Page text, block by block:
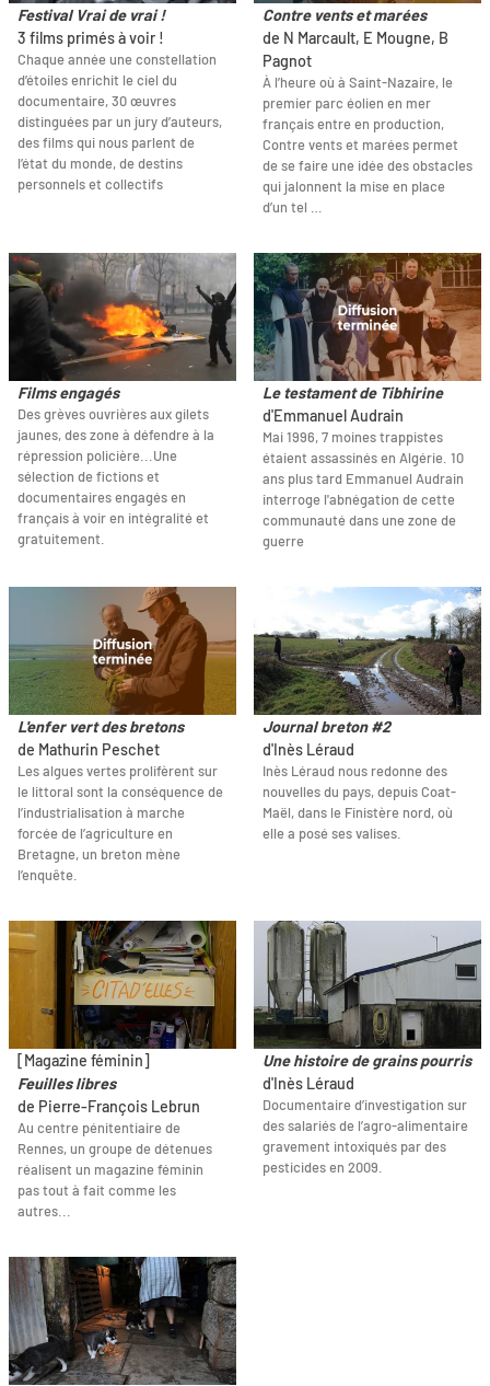
Festival Vrai de vrai !
3 films primés à voir !
Chaque année une constellation
d’étoiles enrichit le ciel du
documentaire, 30 œuvres
distinguées par un jury d’auteurs,
des films qui nous parlent de
l’état du monde, de destins
personnels et collectifs
Contre vents et marées
de N Marcault, E Mougne, B
Pagnot
À l’heure où à Saint-Nazaire, le
premier parc éolien en mer
français entre en production,
Contre vents et marées permet
de se faire une idée des obstacles
qui jalonnent la mise en place
d’un tel …
Films engagés
Des grèves ouvrières aux gilets
jaunes, des zone à défendre à la
répression policière...Une
sélection de fictions et
documentaires engagés en
français à voir en intégralité et
gratuitement.
Le testament de Tibhirine
d'Emmanuel Audrain
Mai 1996, 7 moines trappistes
étaient assassinés en Algérie. 10
ans plus tard Emmanuel Audrain
interroge l'abnégation de cette
communauté dans une zone de
guerre
L'enfer vert des bretons
de Mathurin Peschet
Les algues vertes prolifèrent sur
le littoral sont la conséquence de
l’industrialisation à marche
forcée de l’agriculture en
Bretagne, un breton mène
l’enquête.
Journal breton #2
d'Inès Léraud
Inès Léraud nous redonne des
nouvelles du pays, depuis Coat-
Maël, dans le Finistère nord, où
elle a posé ses valises.
[Magazine féminin]
Feuilles libres
de Pierre-François Lebrun
Au centre pénitentiaire de
Rennes, un groupe de détenues
réalisent un magazine féminin
pas tout à fait comme les
autres...
Une histoire de grains pourris
d'Inès Léraud
Documentaire d’investigation sur
des salariés de l’agro-alimentaire
gravement intoxiqués par des
pesticides en 2009.